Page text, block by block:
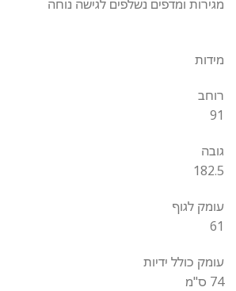
מגירות ומדפים נשלפים לגישה נוחה
מידות
רוחב
91
גובה
182.5
עומק לגוף
61
עומק כולל ידיות
74 ס"מ